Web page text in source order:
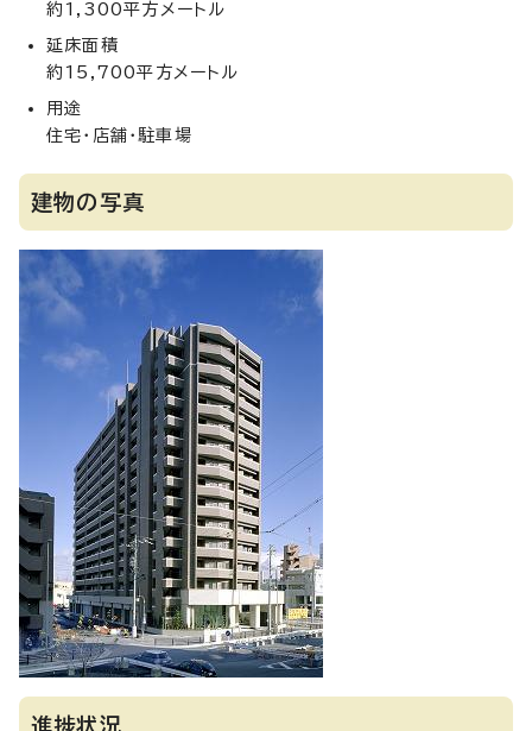
約1,300平方メートル
延床面積
約15,700平方メートル
用途
住宅・店舗・駐車場
建物の写真
進捗状況